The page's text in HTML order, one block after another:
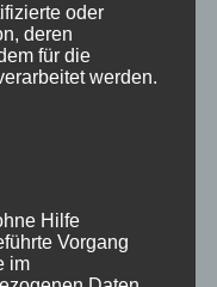
oder
deren
für die
werden.
Hilfe
Vorgang
im